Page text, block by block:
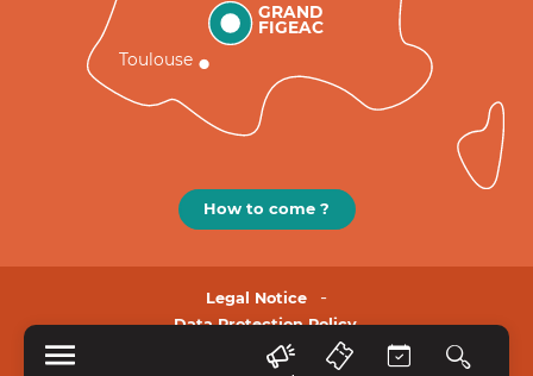
GRAND
FIGEAC
Toulouse
How to come ?
Legal Notice
Data Protection Policy.